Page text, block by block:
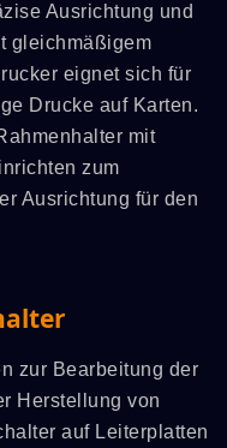
Ausrichtung und
gleichmäßigem
eignet sich für
Drucke auf Karten.
mit
zum
Ausrichtung für den
zur Bearbeitung der
Herstellung von
auf Leiterplatten